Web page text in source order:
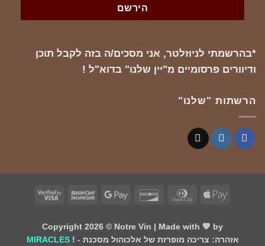
*בהרשמתי לניוזלטר, אני מסכים/ה בזה לקבל תוכן
ודיוורים פרסומיים מ"יין שלנו" בדוא"ל !
הרשתות "שלנו"
Apple
Dinners
Discover
Google
MasterCard
Visa
Copyright 2026 ©Notre Vin| Made with 💙 by
MIRACLES! - אזהרה: צריכה מופרזת של אלכוהול מסכנת